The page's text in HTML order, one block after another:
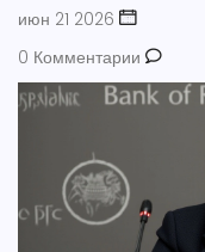
июн 21 2026
0 Комментарии